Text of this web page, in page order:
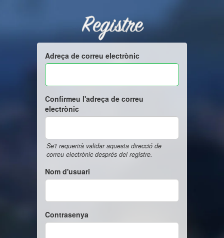
Registre
Adreça de correu electrònic
Confirmeu l'adreça de correu
electrònic
Se't requerirà validar aquesta direcció de
correu electrònic després del registre.
Nom d'usuari
Contrasenya